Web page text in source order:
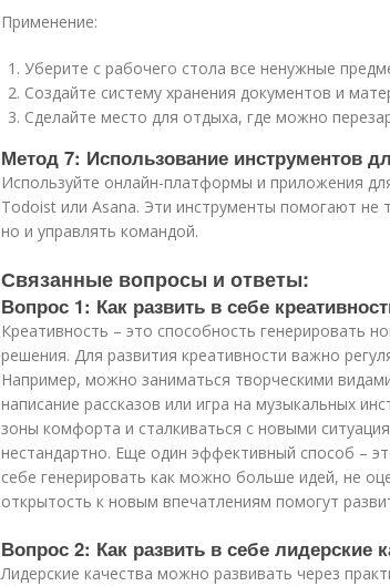
Применение:
Уберите с рабочего стола все ненужные
Создайте систему хранения документов и
Сделайте место для отдыха, где можно
Метод 7: Использование инструментов
Используйте онлайн-платформы и приложения
Todoist или Asana. Эти инструменты помогают не
но и управлять командой.
Связанные вопросы и ответы:
Вопрос 1: Как развить в себе
Креативность – это способность генерировать
решения. Для развития креативности важно
Например, можно заниматься творческими
написание рассказов или игра на музыкальных
зоны комфорта и сталкиваться с новыми
нестандартно. Еще один эффективный способ –
себе генерировать как можно больше идей, не
открытость к новым впечатлениям помогут
Вопрос 2: Как развить в себе лидерские
Лидерские качества можно развивать через